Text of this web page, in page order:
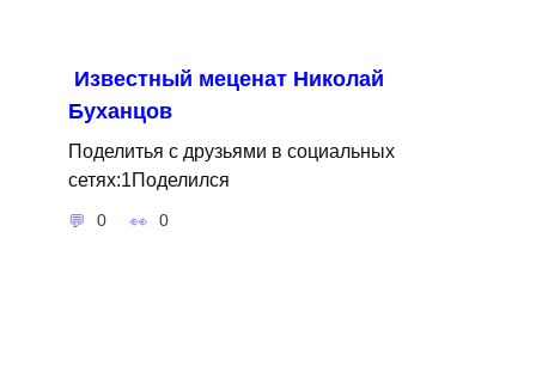
Известный меценат Николай
Буханцов
Поделитья с друзьями в социальных
сетях:1Поделился
0 0